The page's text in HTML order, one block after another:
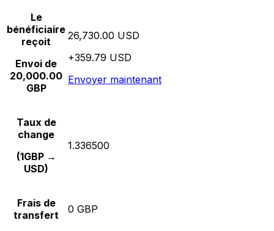
Le
bénéficiaire
reçoit
Envoi de
20,000.00
GBP
26,730.00 USD
+359.79 USD
Envoyer maintenant
Taux de
change
(1GBP →
USD)
1.336500
Frais de
transfert
0 GBP